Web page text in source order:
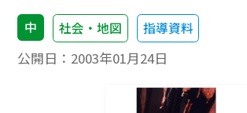
中 社会・地図 指導資料
公開日： 2003年01月24日